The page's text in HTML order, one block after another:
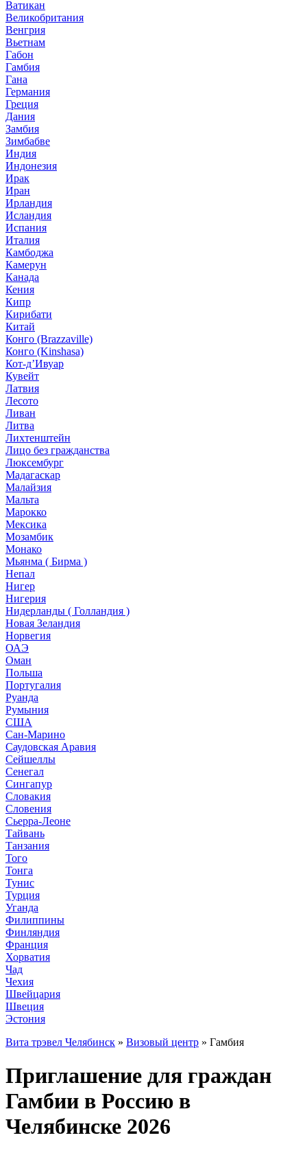
Ватикан
Великобритания
Венгрия
Вьетнам
Габон
Гамбия
Гана
Германия
Греция
Дания
Замбия
Зимбабве
Индия
Индонезия
Ирак
Иран
Ирландия
Исландия
Испания
Италия
Камбоджа
Камерун
Канада
Кения
Кипр
Кирибати
Китай
Конго (Brazzaville)
Конго (Kinshasa)
Кот-д’Ивуар
Кувейт
Латвия
Лесото
Ливан
Литва
Лихтенштейн
Лицо без гражданства
Люксембург
Мадагаскар
Малайзия
Мальта
Марокко
Мексика
Мозамбик
Монако
Мьянма ( Бирма )
Непал
Нигер
Нигерия
Нидерланды ( Голландия )
Новая Зеландия
Норвегия
ОАЭ
Оман
Польша
Португалия
Руанда
Румыния
США
Сан-Марино
Саудовская Аравия
Сейшеллы
Сенегал
Сингапур
Словакия
Словения
Сьерра-Леоне
Тайвань
Танзания
Того
Тонга
Тунис
Турция
Уганда
Филиппины
Финляндия
Франция
Хорватия
Чад
Чехия
Швейцария
Швеция
Эстония
Вита трэвел Челябинск » Визовый центр » Гамбия
Приглашение для граждан
Гамбии в Россию в
Челябинске 2026